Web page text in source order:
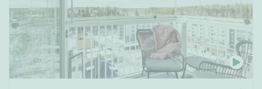
000 000 €
Pinta-ala
Asuinpinta-ala Kokonaispinta-ala